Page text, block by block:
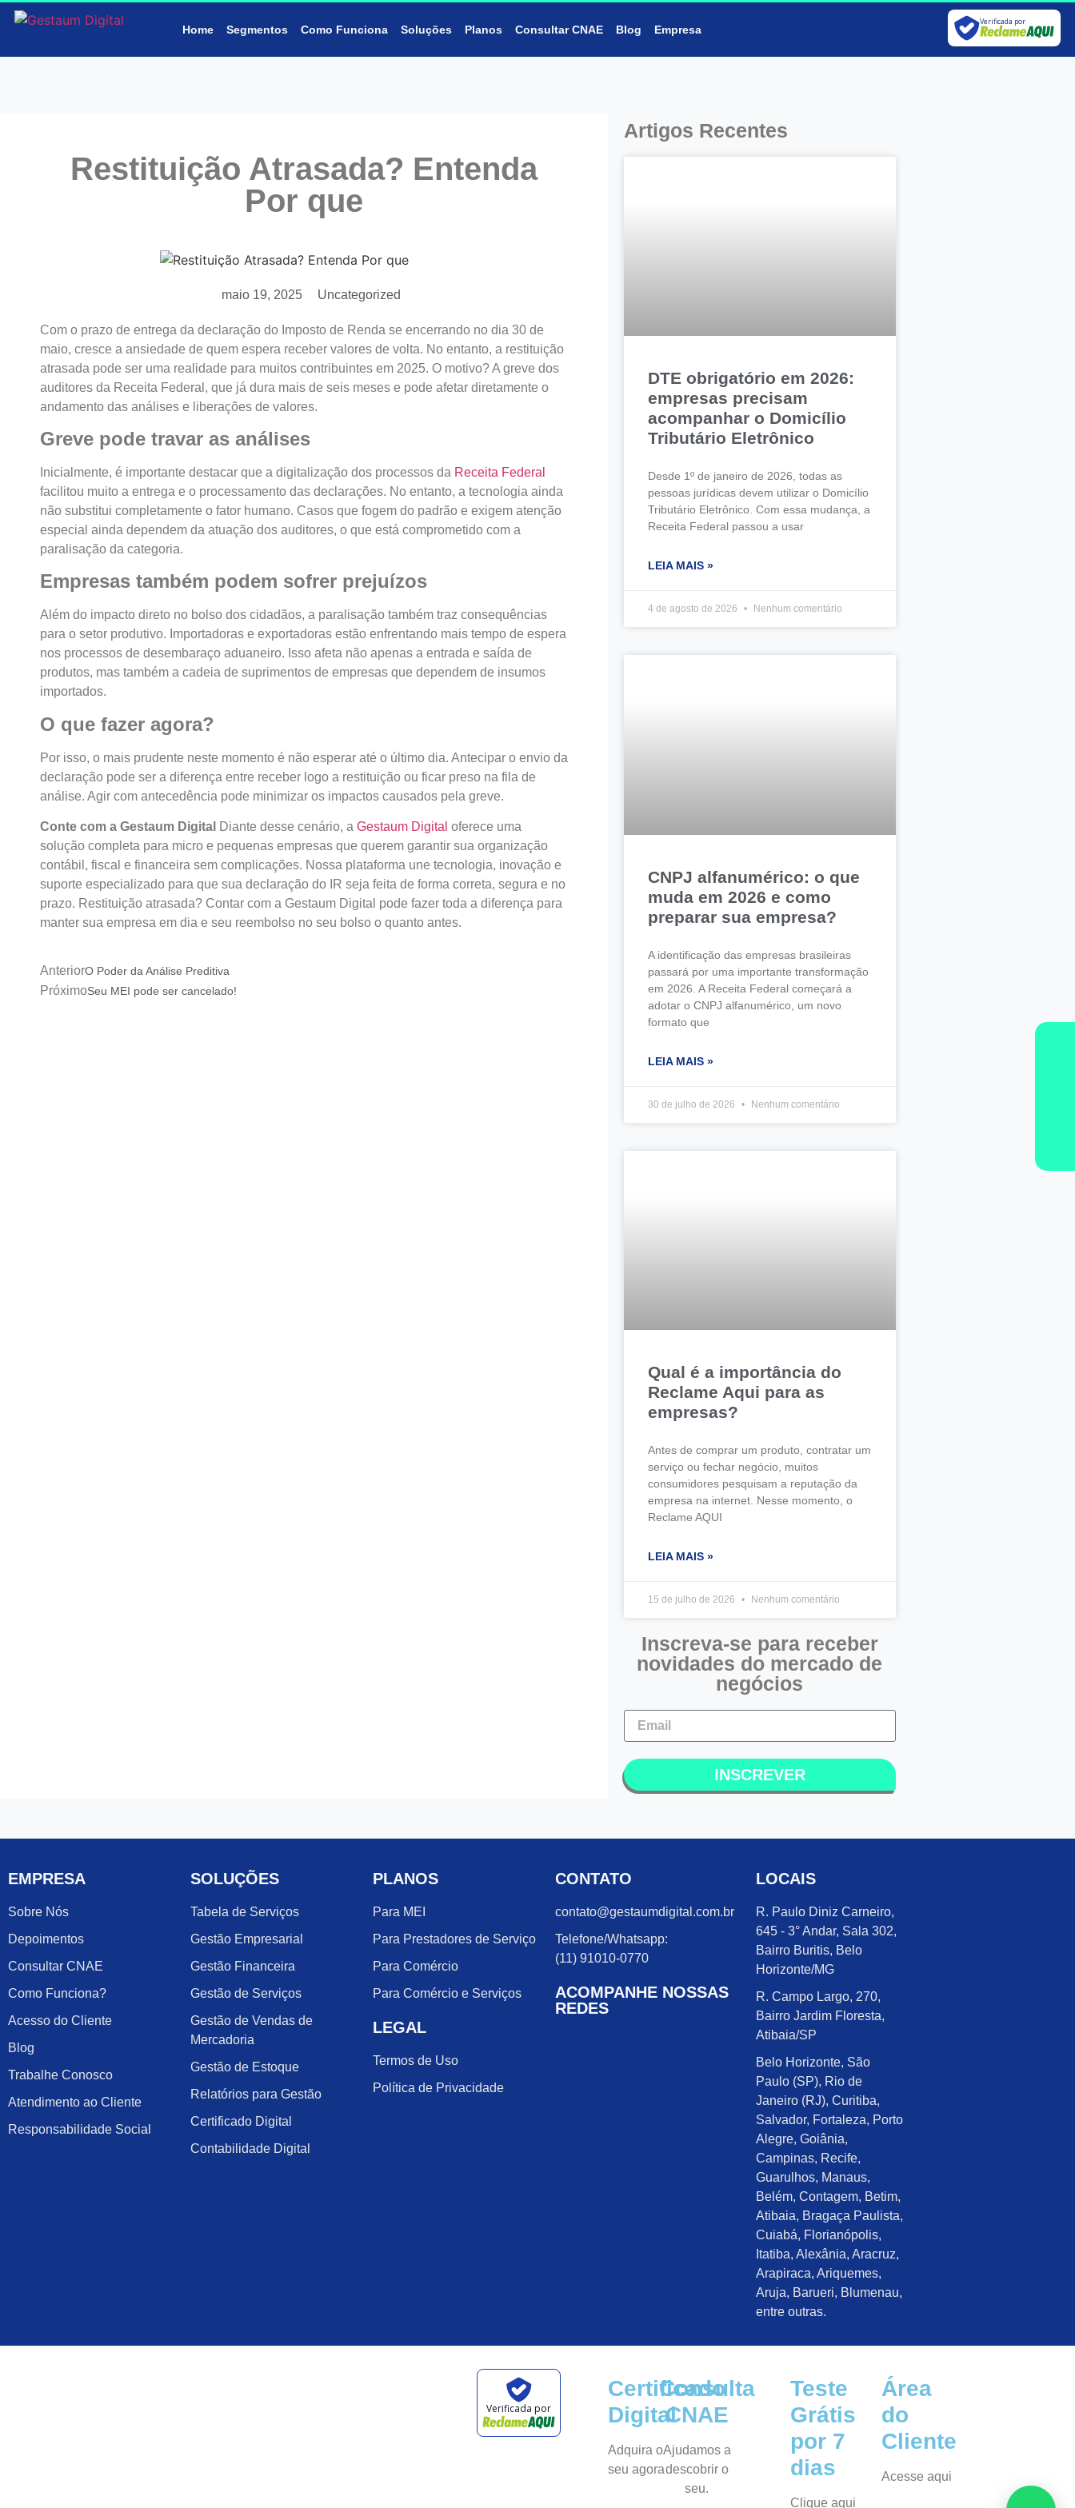
Home Segmentos Como Funciona Soluções Planos Consultar CNAE Blog Empresa
Verificada por
Restituição Atrasada? Entenda
Por que
maio 19, 2025 Uncategorized
Com o prazo de entrega da declaração do Imposto de Renda se encerrando no dia 30 de
maio, cresce a ansiedade de quem espera receber valores de volta. No entanto, a restituição
atrasada pode ser uma realidade para muitos contribuintes em 2025. O motivo? A greve dos
auditores da Receita Federal, que já dura mais de seis meses e pode afetar diretamente o
andamento das análises e liberações de valores.
Greve pode travar as análises
Inicialmente, é importante destacar que a digitalização dos processos da Receita Federal
facilitou muito a entrega e o processamento das declarações. No entanto, a tecnologia ainda
não substitui completamente o fator humano. Casos que fogem do padrão e exigem atenção
especial ainda dependem da atuação dos auditores, o que está comprometido com a
paralisação da categoria.
Empresas também podem sofrer prejuízos
Além do impacto direto no bolso dos cidadãos, a paralisação também traz consequências
para o setor produtivo. Importadoras e exportadoras estão enfrentando mais tempo de espera
nos processos de desembaraço aduaneiro. Isso afeta não apenas a entrada e saída de
produtos, mas também a cadeia de suprimentos de empresas que dependem de insumos
importados.
O que fazer agora?
Por isso, o mais prudente neste momento é não esperar até o último dia. Antecipar o envio da
declaração pode ser a diferença entre receber logo a restituição ou ficar preso na fila de
análise. Agir com antecedência pode minimizar os impactos causados pela greve.
Conte com a Gestaum Digital Diante desse cenário, a Gestaum Digital oferece uma
solução completa para micro e pequenas empresas que querem garantir sua organização
contábil, fiscal e financeira sem complicações. Nossa plataforma une tecnologia, inovação e
suporte especializado para que sua declaração do IR seja feita de forma correta, segura e no
prazo. Restituição atrasada? Contar com a Gestaum Digital pode fazer toda a diferença para
manter sua empresa em dia e seu reembolso no seu bolso o quanto antes.
AnteriorO Poder da Análise Preditiva
PróximoSeu MEI pode ser cancelado!
Artigos Recentes
DTE obrigatório em 2026:
empresas precisam
acompanhar o Domicílio
Tributário Eletrônico
Desde 1º de janeiro de 2026, todas as
pessoas jurídicas devem utilizar o Domicílio
Tributário Eletrônico. Com essa mudança, a
Receita Federal passou a usar
LEIA MAIS »
4 de agosto de 2026 Nenhum comentário
CNPJ alfanumérico: o que
muda em 2026 e como
preparar sua empresa?
A identificação das empresas brasileiras
passará por uma importante transformação
em 2026. A Receita Federal começará a
adotar o CNPJ alfanumérico, um novo
formato que
LEIA MAIS »
30 de julho de 2026 Nenhum comentário
Qual é a importância do
Reclame Aqui para as
empresas?
Antes de comprar um produto, contratar um
serviço ou fechar negócio, muitos
consumidores pesquisam a reputação da
empresa na internet. Nesse momento, o
Reclame AQUI
LEIA MAIS »
15 de julho de 2026 Nenhum comentário
Inscreva-se para receber
novidades do mercado de
negócios
INSCREVER
EMPRESA
Sobre Nós
Depoimentos
Consultar CNAE
Como Funciona?
Acesso do Cliente
Blog
Trabalhe Conosco
Atendimento ao Cliente
Responsabilidade Social
SOLUÇÕES
Tabela de Serviços
Gestão Empresarial
Gestão Financeira
Gestão de Serviços
Gestão de Vendas de
Mercadoria
Gestão de Estoque
Relatórios para Gestão
Certificado Digital
Contabilidade Digital
PLANOS
Para MEI
Para Prestadores de Serviço
Para Comércio
Para Comércio e Serviços
LEGAL
Termos de Uso
Política de Privacidade
CONTATO
contato@gestaumdigital.com.br
Telefone/Whatsapp:
(11) 91010-0770
ACOMPANHE NOSSAS
REDES
LOCAIS
R. Paulo Diniz Carneiro,
645 - 3° Andar, Sala 302,
Bairro Buritis, Belo
Horizonte/MG
R. Campo Largo, 270,
Bairro Jardim Floresta,
Atibaia/SP
Belo Horizonte, São
Paulo (SP), Rio de
Janeiro (RJ), Curitiba,
Salvador, Fortaleza, Porto
Alegre, Goiânia,
Campinas, Recife,
Guarulhos, Manaus,
Belém, Contagem, Betim,
Atibaia, Bragaça Paulista,
Cuiabá, Florianópolis,
Itatiba, Alexânia, Aracruz,
Arapiraca, Ariquemes,
Aruja, Barueri, Blumenau,
entre outras.
Verificada por
Certificado
Digital
Adquira o
seu agora
Consulta
CNAE
Ajudamos a
descobrir o
seu.
Teste
Grátis
por 7
dias
Clique aqui
Área
do
Cliente
Acesse aqui